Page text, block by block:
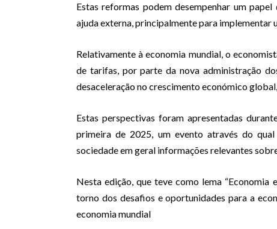
Estas reformas podem desempenhar um
ajuda externa, principalmente para implementar
Relativamente à economia mundial, o
de tarifas, por parte da nova administração
desaceleração no crescimento económico
Estas perspectivas foram apresentadas
primeira de 2025, um evento através do
sociedade em geral informações relevantes
Nesta edição, que teve como lema “Economia
torno dos desafios e oportunidades para a
economia mundial